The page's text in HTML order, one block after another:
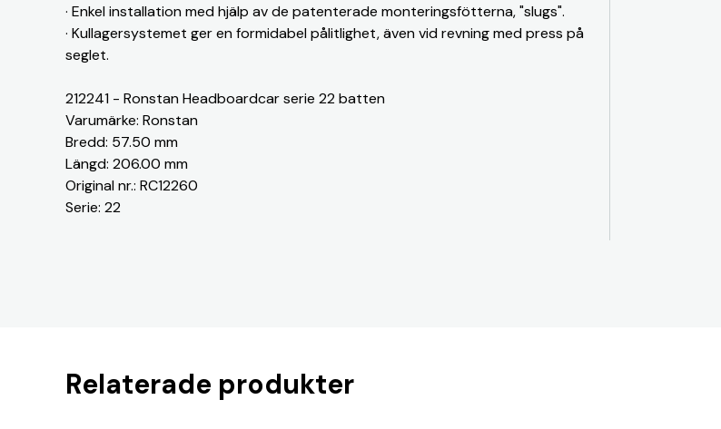
· Enkel installation med hjälp av de patenterade monteringsfötterna, "slugs".
· Kullagersystemet ger en formidabel pålitlighet, även vid revning med press på
seglet.
212241 - Ronstan Headboardcar serie 22 batten
Varumärke: Ronstan
Bredd: 57.50 mm
Längd: 206.00 mm
Original nr.: RC12260
Serie: 22
Relaterade produkter